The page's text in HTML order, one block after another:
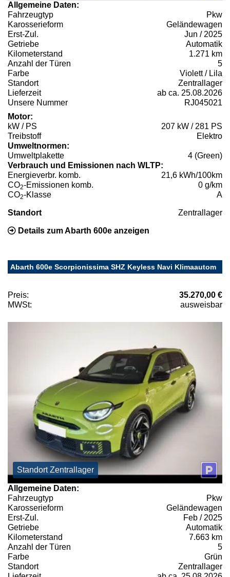
Allgemeine Daten:
Fahrzeugtyp
Pkw
Karosserieform
Geländewagen
Erst-Zul.
Jun / 2025
Getriebe
Automatik
Kilometerstand
1.271 km
Anzahl der Türen
5
Farbe
Violett / Lila
Standort
Zentrallager
Lieferzeit
ab ca. 25.08.2026
Unsere Nummer
RJ045021
Motor:
kW / PS
207 kW / 281 PS
Treibstoff
Elektro
Umweltnormen:
Umweltplakette
4 (Green)
Verbrauch und Emissionen nach WLTP:
Energieverbr. komb.
21,6 kWh/100km
CO2-Emissionen komb.
0 g/km
CO2-Klasse A
Standort Zentrallager
Details zum Abarth 600e anzeigen
Abarth 600e Scorpionissima SHZ Keyless Navi Klimaautom
Preis:
35.270,00 €
MWSt:
ausweisbar
Standort Zentrallager
Allgemeine Daten:
Fahrzeugtyp
Pkw
Karosserieform
Geländewagen
Erst-Zul.
Feb / 2025
Getriebe
Automatik
Kilometerstand
7.663 km
Anzahl der Türen
5
Farbe
Grün
Standort
Zentrallager